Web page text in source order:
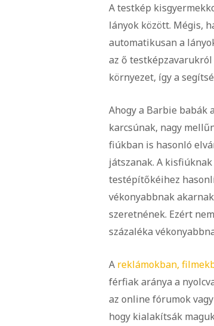
A testkép
lányok között. Mégis,
automatikusan a
az ő
környezet, így a
Ahogy a Barbie babák
karcsúnak, nagy
fiúkban is hasonló
játszanak. A
testépítőkéihez
vékonyabbnak
szeretnének. Ezért
százaléka
Areklámokban,
férfiak aránya a
az online fórumok
hogy kialakítsák